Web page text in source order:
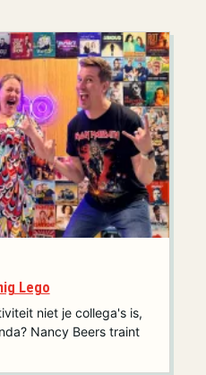
Lego
niet je collega's is,
Nancy Beers traint